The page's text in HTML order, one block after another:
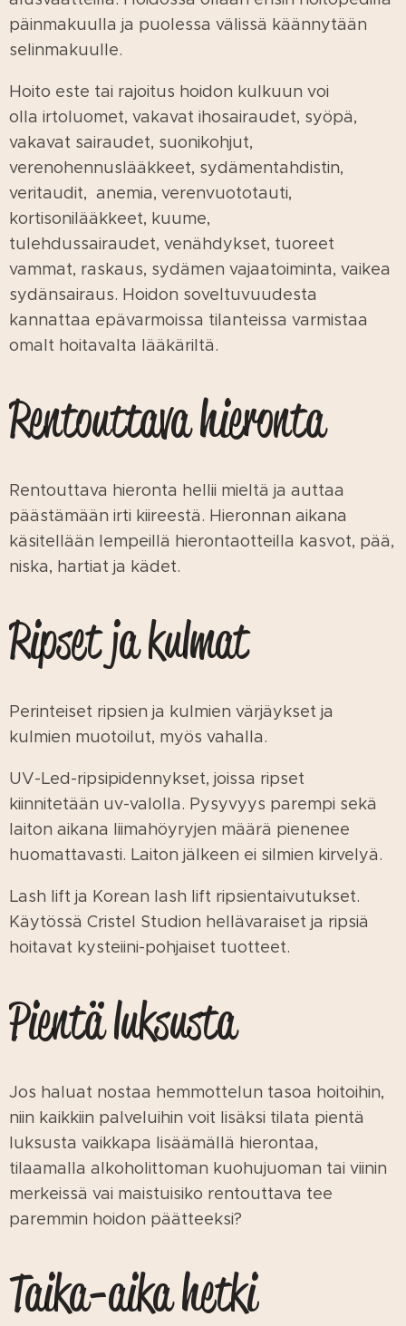
päinmakuulla ja puolessa välissä käännytään
selinmakuulle.
Hoito este tai rajoitus hoidon kulkuun voi
olla irtoluomet, vakavat ihosairaudet, syöpä,
vakavat sairaudet, suonikohjut,
verenohennuslääkkeet, sydämentahdistin,
veritaudit, anemia, verenvuototauti,
kortisonilääkkeet, kuume,
tulehdussairaudet, venähdykset, tuoreet
vammat, raskaus, sydämen vajaatoiminta, vaikea
sydänsairaus. Hoidon soveltuvuudesta
kannattaa epävarmoissa tilanteissa varmistaa
omalt hoitavalta lääkäriltä.
Rentouttava hieronta
Rentouttava hieronta hellii mieltä ja auttaa
päästämään irti kiireestä. Hieronnan aikana
käsitellään lempeillä hierontaotteilla kasvot, pää,
niska, hartiat ja kädet.
Ripset ja kulmat
Perinteiset ripsien ja kulmien värjäykset ja
kulmien muotoilut, myös vahalla.
UV-Led-ripsipidennykset, joissa ripset
kiinnitetään uv-valolla. Pysyvyys parempi sekä
laiton aikana liimahöyryjen määrä pienenee
huomattavasti. Laiton jälkeen ei silmien kirvelyä.
Lash lift ja Korean lash lift ripsientaivutukset.
Käytössä Cristel Studion hellävaraiset ja ripsiä
hoitavat kysteiini-pohjaiset tuotteet.
Pientä luksusta
Jos haluat nostaa hemmottelun tasoa hoitoihin,
niin kaikkiin palveluihin voit lisäksi tilata pientä
luksusta vaikkapa lisäämällä hierontaa,
tilaamalla alkoholittoman kuohujuoman tai viinin
merkeissä vai maistuisiko rentouttava tee
paremmin hoidon päätteeksi?
Taika-aika hetki